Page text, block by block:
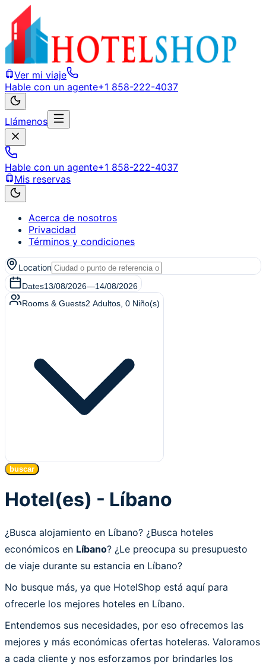
Ver mi viaje
Hable con un agente+1 858-222-4037
Llámenos
Hable con un agente+1 858-222-4037
Mis reservas
Acerca de nosotros
Privacidad
Términos y condiciones
Location
Dates13/08/2026—14/08/2026
Rooms & Guests2 Adultos 0 Niño(s)
buscar
Hotel(es) - Líbano
¿Busca alojamiento en Líbano? ¿Busca hoteles
económicos en Líbano? ¿Le preocupa su presupuesto
de viaje durante su estancia en Líbano?
No busque más, ya que HotelShop está aquí para
ofrecerle los mejores hoteles en Líbano.
Entendemos sus necesidades, por eso ofrecemos las
mejores y más económicas ofertas hoteleras. Valoramos
a cada cliente y nos esforzamos por brindarles los